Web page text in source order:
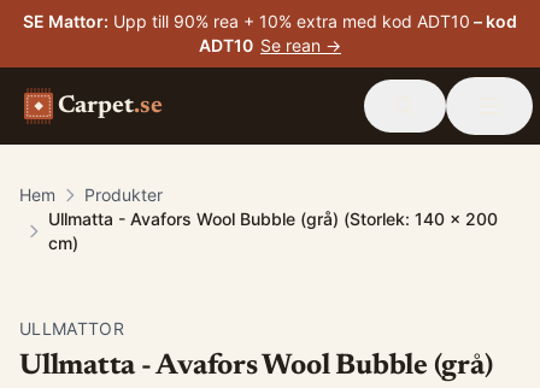
SE Mattor: Upp till 90% rea + 10% extra med kod ADT10 – kod
ADT10 Se rean →
Carpet.se
Hem
Produkter
Ullmatta - Avafors Wool Bubble (grå) (Storlek: 140 x 200
cm)
ULLMATTOR
Ullmatta - Avafors Wool Bubble (grå)